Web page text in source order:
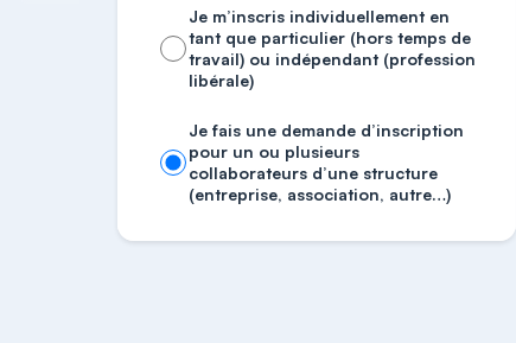
Je m’inscris individuellement en
tant que particulier (hors temps de
travail) ou indépendant (profession
libérale)
Je fais une demande d’inscription
pour un ou plusieurs
collaborateurs d’une structure
(entreprise, association, autre…)